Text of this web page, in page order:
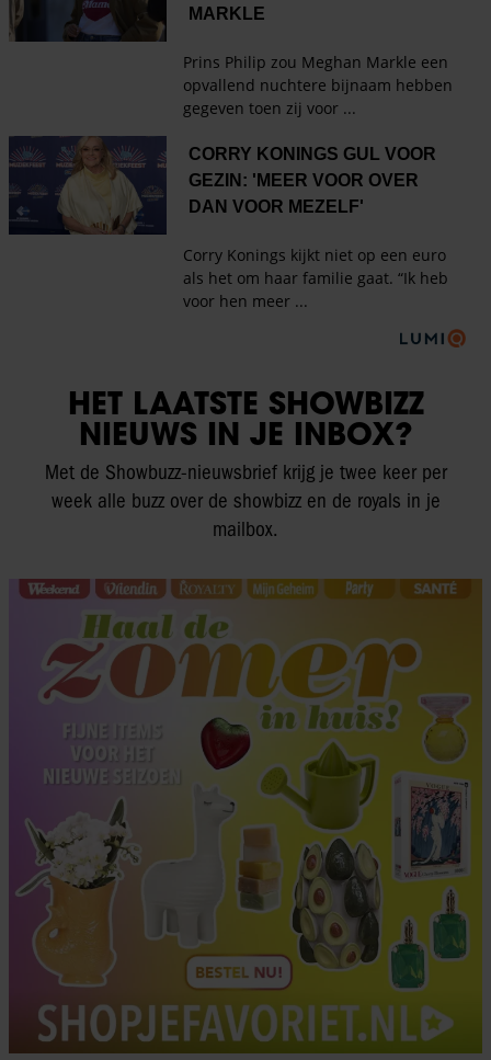
HET LAATSTE SHOWBIZZ
NIEUWS IN JE INBOX?
Met de Showbuzz-nieuwsbrief krijg je twee keer per
week alle buzz over de showbizz en de royals in je
mailbox.